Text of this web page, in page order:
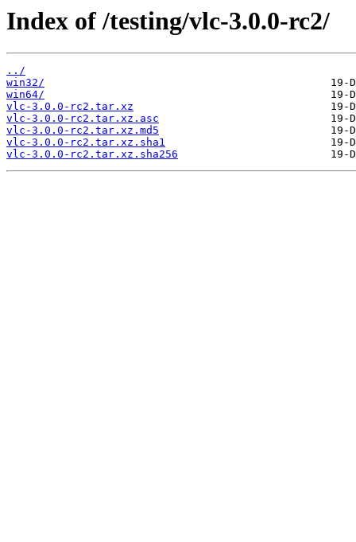
Index of /testing/vlc-3.0.0-rc2/
../
win32/
win64/
vlc-3.0.0-rc2.tar.xz
vlc-3.0.0-rc2.tar.xz.asc
vlc-3.0.0-rc2.tar.xz.md5
vlc-3.0.0-rc2.tar.xz.sha1
vlc-3.0.0-rc2.tar.xz.sha256